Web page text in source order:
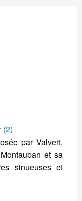
(2)
par Valvert,
et sa
sinueuses et